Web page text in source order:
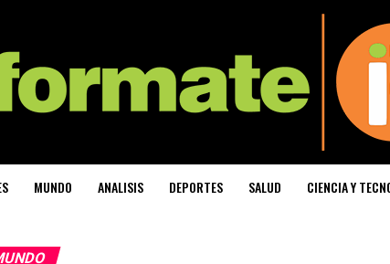
MUNDO ANALISIS DEPORTES SALUD CIENCIA Y